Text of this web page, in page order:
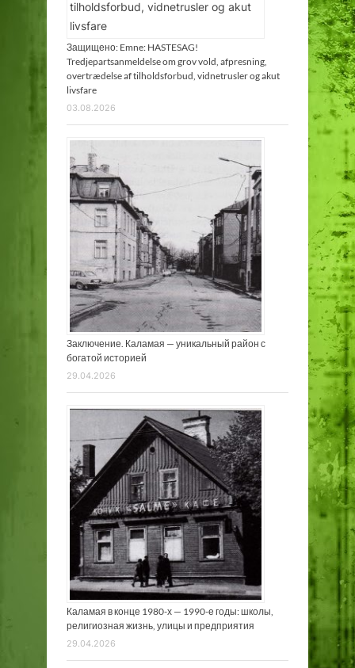
Защищено: Emne: HASTESAG!
Tredjepartsanmeldelse om grov vold, afpresning,
overtrædelse af tilholdsforbud, vidnetrusler og akut
livsfare
03.08.2026
Заключение. Каламая — уникальный район с
богатой историей
29.04.2026
Каламая в конце 1980-х — 1990-е годы: школы,
религиозная жизнь, улицы и предприятия
29.04.2026